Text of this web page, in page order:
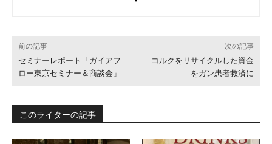
前の記事
セミナーレポート「ガイアフ
ロー東京セミナー＆商談会」
次の記事
コルクをリサイクルした資金
をガン患者救済に
このライターの記事